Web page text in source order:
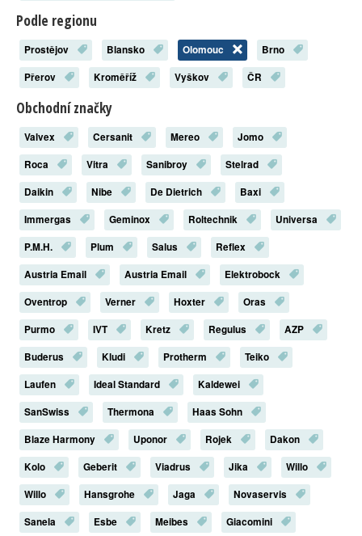
Podle regionu
Prostějov Blansko Olomouc
Brno
Přerov
Kroměříž Vyškov ČR
Obchodní značky
Valvex Cersanit Mereo
Jomo
Roca
Vitra Sanibroy
Stelrad
Daikin
Nibe De Dietrich
Baxi
Immergas
Geminox Roltechnik
Universa
P.M.H.
Plum Salus
Reflex
Austria Email
Austria Email
Elektrobock
Oventrop
Verner Hoxter
Oras
Purmo
IVT Kretz Regulus
AZP
Buderus
Kludi Protherm
Teiko
Laufen
Ideal Standard
Kaldewei
SanSwiss
Thermona
Haas Sohn
Blaze Harmony
Uponor Rojek
Dakon
Kolo
Geberit Viadrus Jika
Willo
Willo
Hansgrohe Jaga
Novaservis
Sanela
Esbe Meibes Giacomini